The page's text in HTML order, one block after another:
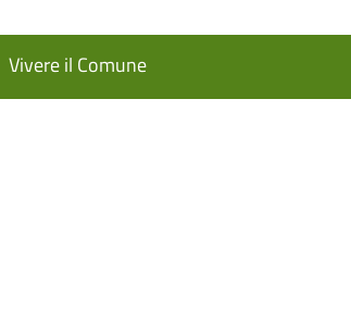
Vivere il Comune